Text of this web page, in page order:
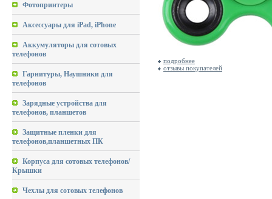
Фотопринтеры
Аксессуары для iPad, iPhone
Аккумуляторы для сотовых
телефонов
Гарнитуры, Наушники для
телефонов
Зарядные устройства для
телефонов, планшетов
Защитные пленки для
телефонов,планшетных ПК
Корпуса для сотовых телефонов/
Крышки
Чехлы для сотовых телефонов
подробнее
отзывы покупателей